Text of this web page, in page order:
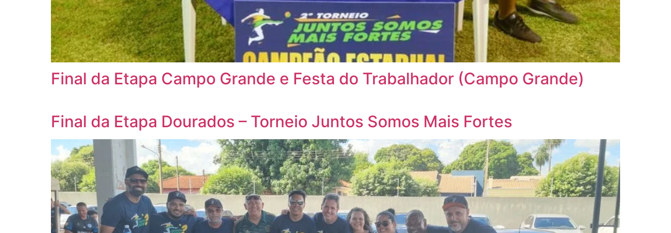
Final da Etapa Campo Grande e Festa do Trabalhador (Campo Grande)
Final da Etapa Dourados – Torneio Juntos Somos Mais Fortes